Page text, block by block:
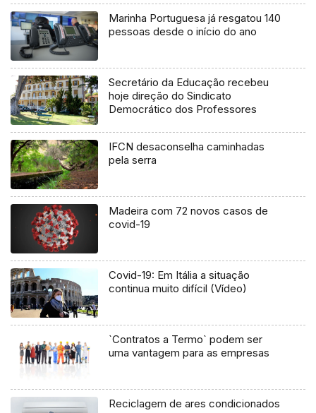
Marinha Portuguesa já resgatou 140
pessoas desde o início do ano
Secretário da Educação recebeu
hoje direção do Sindicato
Democrático dos Professores
IFCN desaconselha caminhadas
pela serra
Madeira com 72 novos casos de
covid-19
Covid-19: Em Itália a situação
continua muito difícil (Vídeo)
`Contratos a Termo` podem ser
uma vantagem para as empresas
Reciclagem de ares condicionados